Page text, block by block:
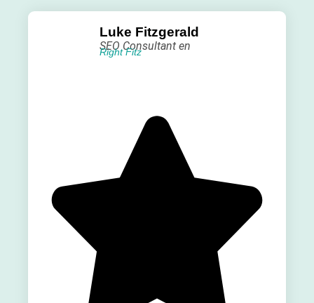
Luke Fitzgerald
SEO Consultant en
Right Fitz